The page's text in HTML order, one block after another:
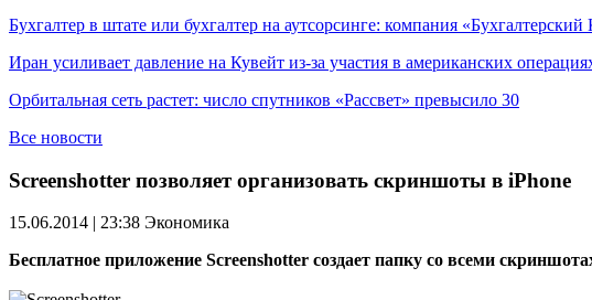
Бухгалтер в штате или бухгалтер на аутсорсинге: компания
Иран усиливает давление на Кувейт из-за участия в американских
Орбитальная сеть растет: число спутников «Рассвет» превысило 30
Все новости
Screenshotter позволяет организовать скриншоты в iPhone
15.06.2014 | 23:38 Экономика
Бесплатное приложение Screenshotter создает папку со всеми